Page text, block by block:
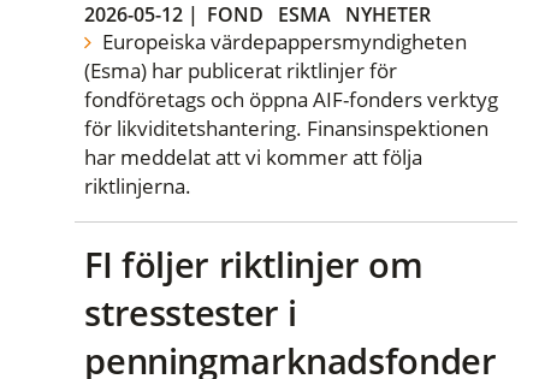
2026-05-12 | FOND ESMA NYHETER
Europeiska värdepappersmyndigheten
(Esma) har publicerat riktlinjer för
fondföretags och öppna AIF-fonders verktyg
för likviditetshantering. Finansinspektionen
har meddelat att vi kommer att följa
riktlinjerna.
FI följer riktlinjer om
stresstester i
penningmarknadsfonder